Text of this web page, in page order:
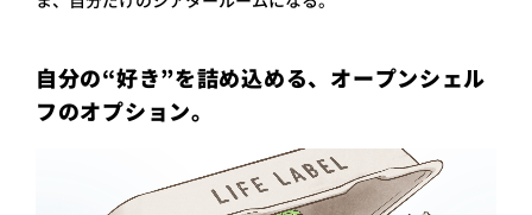
自分の“好き”を詰め込める、オープンシェル
フのオプション。